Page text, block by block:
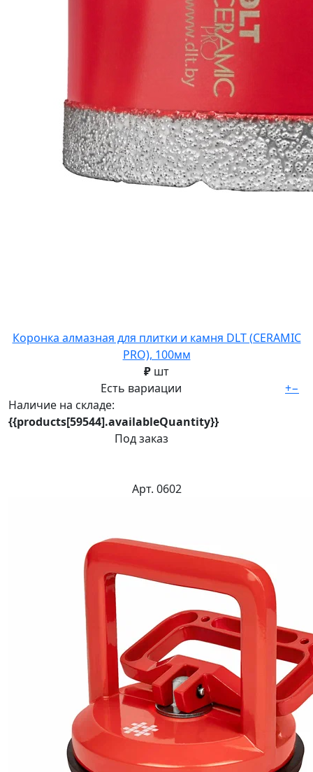
Коронка алмазная для плитки и камня DLT (CERAMIC
PRO), 100мм
₽ шт
Есть вариации
Наличие на складе:
{{products[59544].availableQuantity}}
Под заказ
+−
Арт. 0602